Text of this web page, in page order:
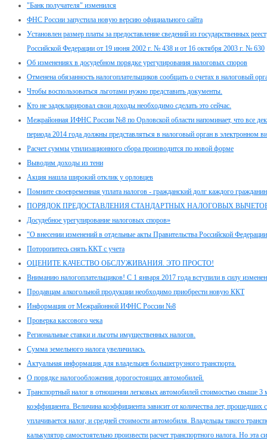
"Банк получателя" изменился
ФНС России запустила новую версию официального сайта
Установлен размер платы за предоставление сведений из государственных
Российской Федерации от 19 июня 2002 г. № 438 и от 16 октября 2003 г. № 630
Об изменениях в досудебном порядке урегулирования налоговых споров
Отменена обязанность налогоплательщиков сообщать о счетах в налоговый
Чтобы воспользоваться льготами нужно представить документы.
Кто не задекларировал свои доходы необходимо сделать это сейчас.
Межрайонная ИФНС России №8 по Орловской области напоминает, что все
периода 2014 года должны представляться в налоговый орган в электронном
Расчет суммы утилизационного сбора производится по новой форме
Выводим доходы из тени
Акция нашла широкий отклик у орловцев
Помните своевременная уплата налогов - гражданский долг каждого
ПОРЯДОК ПРЕДОСТАВЛЕНИЯ СТАНДАРТНЫХ НАЛОГОВЫХ
Досудебное урегулирование налоговых споров»
"О внесении изменений в отдельные акты Правительства Российской
Поторопитесь снять ККТ с учета
ОЦЕНИТЕ КАЧЕСТВО ОБСЛУЖИВАНИЯ. ЭТО ПРОСТО!
Вниманию налогоплательщиков! С 1 января 2017 года вступили в силу
Продавцам алкогольной продукции необходимо приобрести новую ККТ
Информация от Межрайонной ИФНС России №8
Проверка кассового чека
Региональные ставки и льготы имущественных налогов.
Сумма земельного налога увеличилась.
Актуальная информация для владельцев большегрузного транспорта.
О порядке налогообложения дорогостоящих автомобилей.
Транспортный налог в отношении легковых автомобилей стоимостью свыше
коэффициента. Величина коэффициента зависит от количества лет, прошедших
уплачивается налог, и средней стоимости автомобиля. Владельцы такого
калькулятор самостоятельно произвести расчет транспортного налога. Но эта